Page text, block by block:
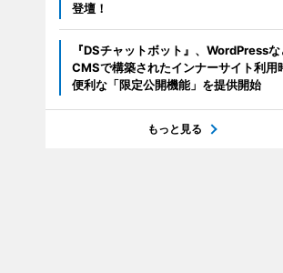
登壇！
『DSチャットボット』、WordPressな
CMSで構築されたインナーサイト利用
便利な「限定公開機能」を提供開始
もっと見る